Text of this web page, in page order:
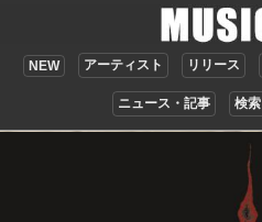
NEW アーティスト リリース
ニュース・記事 検索